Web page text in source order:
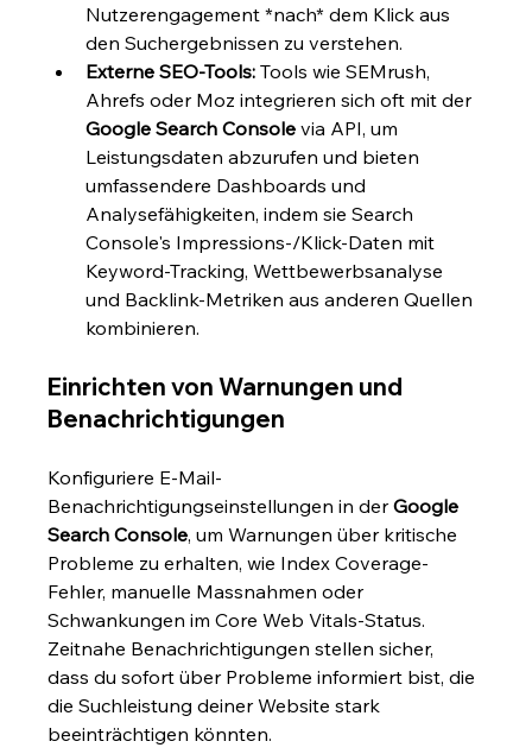
Nutzerengagement *nach* dem Klick aus
den Suchergebnissen zu verstehen.
Externe SEO-Tools: Tools wie SEMrush,
Ahrefs oder Moz integrieren sich oft mit der
Google Search Console via API, um
Leistungsdaten abzurufen und bieten
umfassendere Dashboards und
Analysefähigkeiten, indem sie Search
Console's Impressions-/Klick-Daten mit
Keyword-Tracking, Wettbewerbsanalyse
und Backlink-Metriken aus anderen Quellen
kombinieren.
Einrichten von Warnungen und
Benachrichtigungen
Konfiguriere E-Mail-
Benachrichtigungseinstellungen in der Google
Search Console, um Warnungen über kritische
Probleme zu erhalten, wie Index Coverage-
Fehler, manuelle Massnahmen oder
Schwankungen im Core Web Vitals-Status.
Zeitnahe Benachrichtigungen stellen sicher,
dass du sofort über Probleme informiert bist, die
die Suchleistung deiner Website stark
beeinträchtigen könnten.